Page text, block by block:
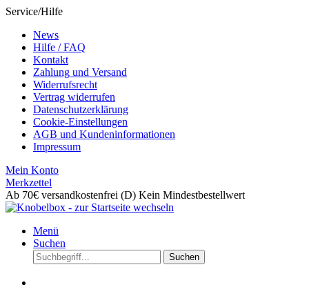
Service/Hilfe
News
Hilfe / FAQ
Kontakt
Zahlung und Versand
Widerrufsrecht
Vertrag widerrufen
Datenschutzerklärung
Cookie-Einstellungen
AGB und Kundeninformationen
Impressum
Mein Konto
Merkzettel
Ab 70€ versandkostenfrei (D) Kein Mindestbestellwert
Menü
Suchen
Suchen